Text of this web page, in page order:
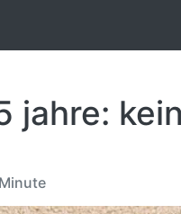
jahre: